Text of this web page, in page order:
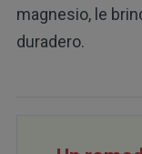
magnesio, le
duradero.